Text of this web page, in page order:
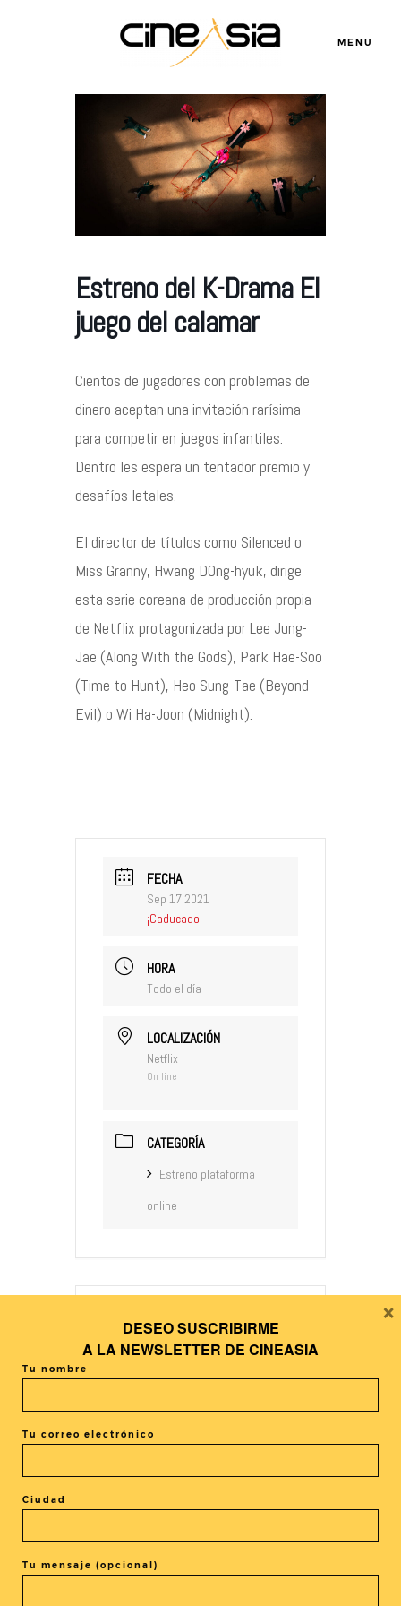
MENU
Estreno del K-Drama El
juego del calamar
Cientos de jugadores con problemas de
dinero aceptan una invitación rarísima
para competir en juegos infantiles.
Dentro les espera un tentador premio y
desafíos letales.
El director de títulos como Silenced o
Miss Granny, Hwang DOng-hyuk, dirige
esta serie coreana de producción propia
de Netflix protagonizada por Lee Jung-
Jae (Along With the Gods), Park Hae-Soo
(Time to Hunt), Heo Sung-Tae (Beyond
Evil) o Wi Ha-Joon (Midnight).
FECHA
Sep 17 2021
¡Caducado!
HORA
Todo el día
LOCALIZACIÓN
Netflix
On line
CATEGORÍA
Estreno plataforma
online
+ Añadir Google Calendar
El evento está terminado.
Contacto
©2026 COPYRIGHT FLOTHEMES
DESEO SUSCRIBIRME
A LA NEWSLETTER DE CINEASIA
Tu nombre
Tu correo electrónico
Ciudad
Tu mensaje (opcional)
×